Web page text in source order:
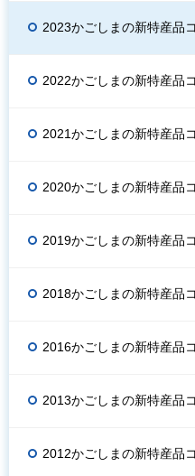
2023かごしまの新特産品
2022かごしまの新特産品
2021かごしまの新特産品
2020かごしまの新特産品
2019かごしまの新特産品
2018かごしまの新特産品
2016かごしまの新特産品
2013かごしまの新特産品
2012かごしまの新特産品